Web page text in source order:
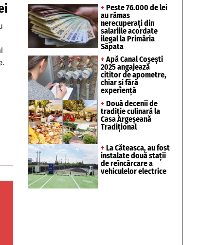
+ Peste 76.000 de lei
au rămas
nerecuperați din
salariile acordate
ilegal la Primăria
Săpata
+ Apă Canal Coșești
2025 angajează
cititor de apometre,
chiar și fără
experiență
+ Două decenii de
tradiție culinară la
Casa Argeșeană
Tradițional
+ La Căteasca, au fost
instalate două stații
de reîncărcare a
vehiculelor electrice